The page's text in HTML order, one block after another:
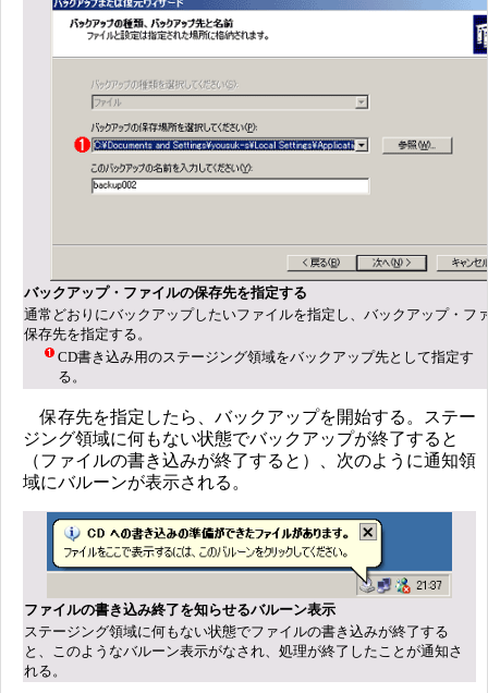
バックアップ・ファイルの保存先を指定する
通常どおりにバックアップしたいファイルを指定し、バックアップ・フ
保存先を指定する。
CD書き込み用のステージング領域をバックアップ先として指定す
る。
保存先を指定したら、バックアップを開始する。ステー
ジング領域に何もない状態でバックアップが終了すると
（ファイルの書き込みが終了すると）、次のように通知領
域にバルーンが表示される。
ファイルの書き込み終了を知らせるバルーン表示
ステージング領域に何もない状態でファイルの書き込みが終了する
と、このようなバルーン表示がなされ、処理が終了したことが通知さ
れる。